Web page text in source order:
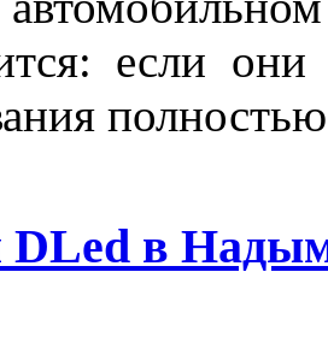
если
DLed в